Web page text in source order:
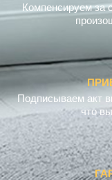
Компенсируем за
Подписываем акт
что